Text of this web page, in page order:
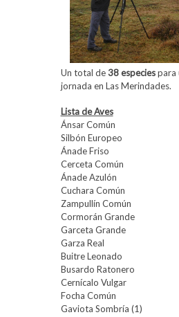
Un total de38 especiespara
jornada en Las Merindades.
Lista de Aves
Ánsar Común
Silbón Europeo
Ánade Friso
Cerceta Común
Ánade Azulón
Cuchara Común
Zampullín Común
Cormorán Grande
Garceta Grande
Garza Real
Buitre Leonado
Busardo Ratonero
Cernícalo Vulgar
Focha Común
Gaviota Sombría (1)